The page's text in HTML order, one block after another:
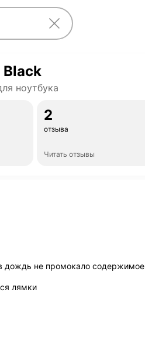
Black
ноутбука
2
отзыва
Читать отзывы
в дождь не промокало содержимое
лямки